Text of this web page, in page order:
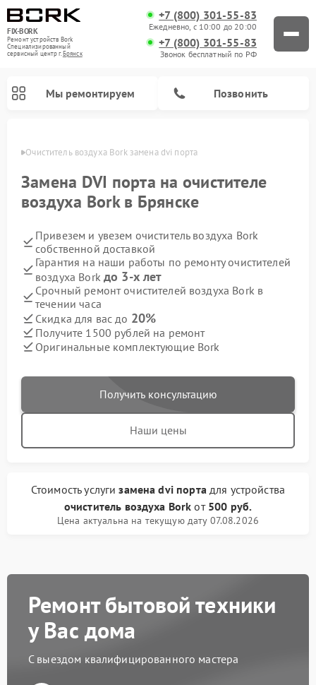
FIX-BORK
Ремонт устройств Bork
Специализированный
cервисный центр г.Брянск
+7 (800) 301-55-83
Ежедневно, с 10:00 до 20:00
+7 (800) 301-55-83
Звонок бесплатный по РФ
Мы ремонтируем Позвонить
Очиститель воздуха Bork замена dvi порта
Замена DVI порта на очистителе
воздуха Bork в Брянске
Привезем и увезем очиститель воздуха Bork
собственной доставкой
Гарантия на наши работы по ремонту очистителей
воздуха Bork до 3-х лет
Срочный ремонт очистителей воздуха Bork в
течении часа
Скидка для вас до 20%
Получите 1500 рублей на ремонт
Оригинальные комплектующие Bork
Получить консультацию
Наши цены
Стоимость услугизамена dvi портадля устройства
очиститель воздуха Bork от 500 руб.
Цена актуальна на текущую дату 07.08.2026
Ремонт бытовой техники
у Вас дома
С выездом квалифицированного мастера